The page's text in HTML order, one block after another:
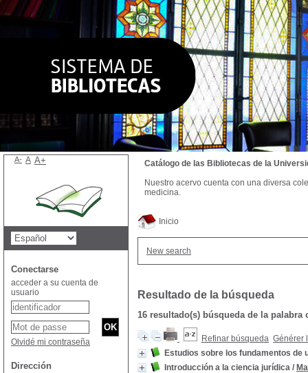
Inicio
New search
Resultado de la búsqueda
16 resultado(s) búsqueda de la palabra
Refinar búsqueda Générer
Estudios sobre los fundamentos de
Introducción a la ciencia jurídica /
Catálogo de las Bibliotecas de la
Nuestro acervo cuenta con una diversa
medicina.
A- A A+
Conectarse
acceder a su cuenta de
usuario
Olvidé mi contraseña
Dirección